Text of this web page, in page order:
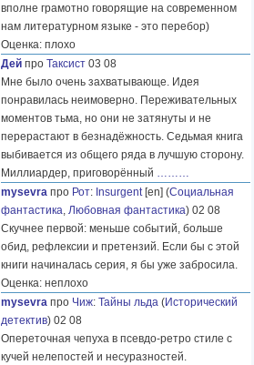
вполне грамотно говорящие на современном
нам литературном языке - это перебор)
Оценка: плохо
Дей про Таксист 03 08
Мне было очень захватывающе. Идея
понравилась неимоверно. Переживательных
моментов тьма, но они не затянуты и не
перерастают в безнадёжность. Седьмая книга
выбивается из общего ряда в лучшую сторону.
Миллиардер, приговорённый ………
mysevra про Рот: Insurgent[en] (Социальная
фантастика, Любовная фантастика) 02 08
Скучнее первой: меньше событий, больше
обид, рефлексии и претензий. Если бы с этой
книги начиналась серия, я бы уже забросила.
Оценка: неплохо
mysevra про Чиж: Тайны льда (Исторический
детектив) 02 08
Опереточная чепуха в псевдо-ретро стиле с
кучей нелепостей и несуразностей.